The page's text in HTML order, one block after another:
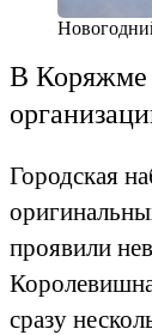
В Коряжме
Городская
проявили
сразу